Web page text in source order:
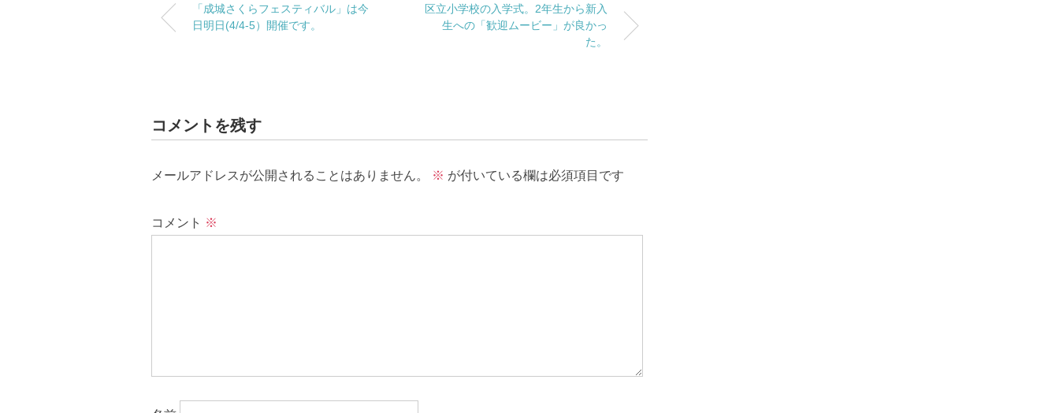
「成城さくらフェスティバル」は今
日明日(4/4-5）開催です。
区立小学校の入学式。2年生から新入
生への「歓迎ムービー」が良かっ
た。
コメントを残す
メールアドレスが公開されることはありません。 ※ が付いている欄は必須項目です
コメント ※